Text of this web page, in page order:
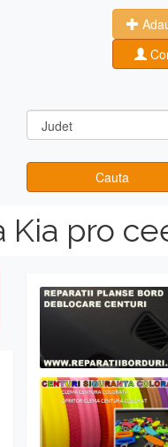
Cauta
Kia pro